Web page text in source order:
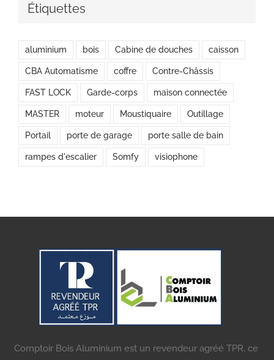
Étiquettes
aluminium bois Cabine de douches caisson
CBA Automatisme coffre Contre-Châssis
FAST LOCK Garde-corps maison connectée
MASTER moteur Moustiquaire Outillage
Portail porte de garage porte salle de bain
rampes d'escalier Somfy visiophone
Comptoir Bois Aluminium est un revendeur agréé TPR, ce